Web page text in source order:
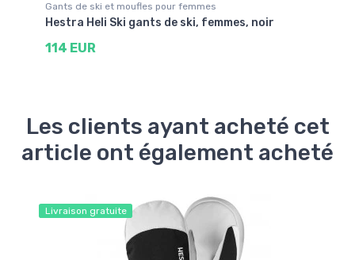
Gants de ski et moufles pour femmes
Hestra Heli Ski gants de ski, femmes, noir
114 EUR
Les clients ayant acheté cet
article ont également acheté
Livraison gratuite